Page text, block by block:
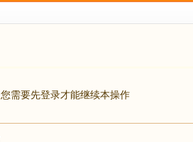
您需要先登录才能继续本操作